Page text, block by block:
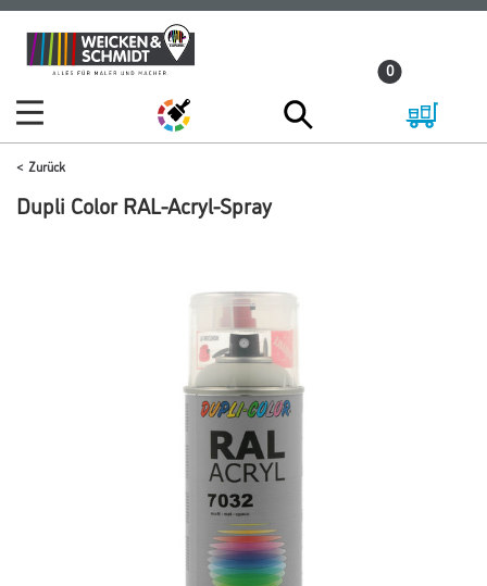
Zum
Inhalt
Zum
Navigationsmenü
0
Zurück
Dupli Color RAL-Acryl-Spray